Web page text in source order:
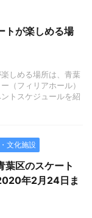
トが楽しめる場
しめる場所は、青葉
（フィリアホール）
トスケジュールを紹
文化施設
葉区のスケート
年2月24日ま